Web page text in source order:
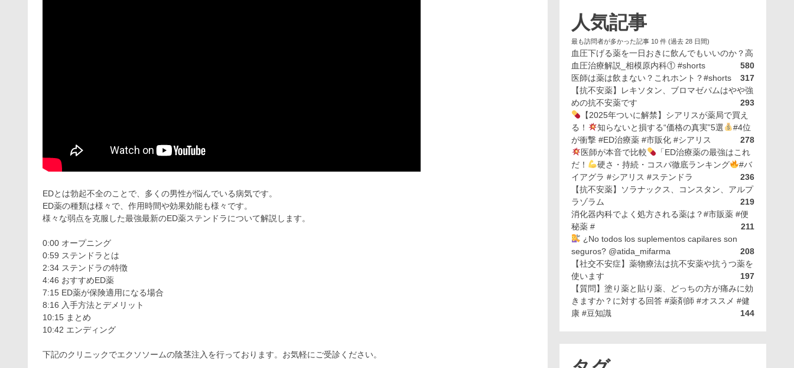
EDとは勃起不全のことで、多くの男性が悩んでいる病気です。
ED薬の種類は様々で、作用時間や効果効能も様々です。
様々な弱点を克服した最強最新のED薬ステンドラについて解説します。
0:00 オープニング
0:59 ステンドラとは
2:34 ステンドラの特徴
4:46 おすすめED薬
7:15 ED薬が保険適用になる場合
8:16 入手方法とデメリット
10:15 まとめ
10:42 エンディング
下記のクリニックでエクソソームの陰茎注入を行っております。お気軽にご受診ください。
人気記事
最も訪問者が多かった記事 10 件 (過去 28 日間)
血圧下げる薬を一日おきに飲んでもいいのか？高
血圧治療解説_相模原内科① #shorts
580
医師は薬は飲まない？これホント？#shorts
317
【抗不安薬】レキソタン、ブロマゼパムはやや強
めの抗不安薬です
293
【2025年ついに解禁】シアリスが薬局で買え
る！
知らないと損する“価格の真実”5選
#4位
が衝撃 #ED治療薬 #市販化 #シアリス
278
医師が本音で比較
「ED治療薬の最強はこれ
だ！
硬さ・持続・コスパ徹底ランキング
#バ
イアグラ #シアリス #ステンドラ
236
【抗不安薬】ソラナックス、コンスタン、アルプ
ラゾラム
219
消化器内科でよく処方される薬は？#市販薬 #便
秘薬 #
211
¿No todos los suplementos capilares son
seguros? @atida_mifarma
208
【社交不安症】薬物療法は抗不安薬や抗うつ薬を
使います
197
【質問】塗り薬と貼り薬、どっちの方が痛みに効
きますか？に対する回答 #薬剤師 #オススメ #健
康 #豆知識
144